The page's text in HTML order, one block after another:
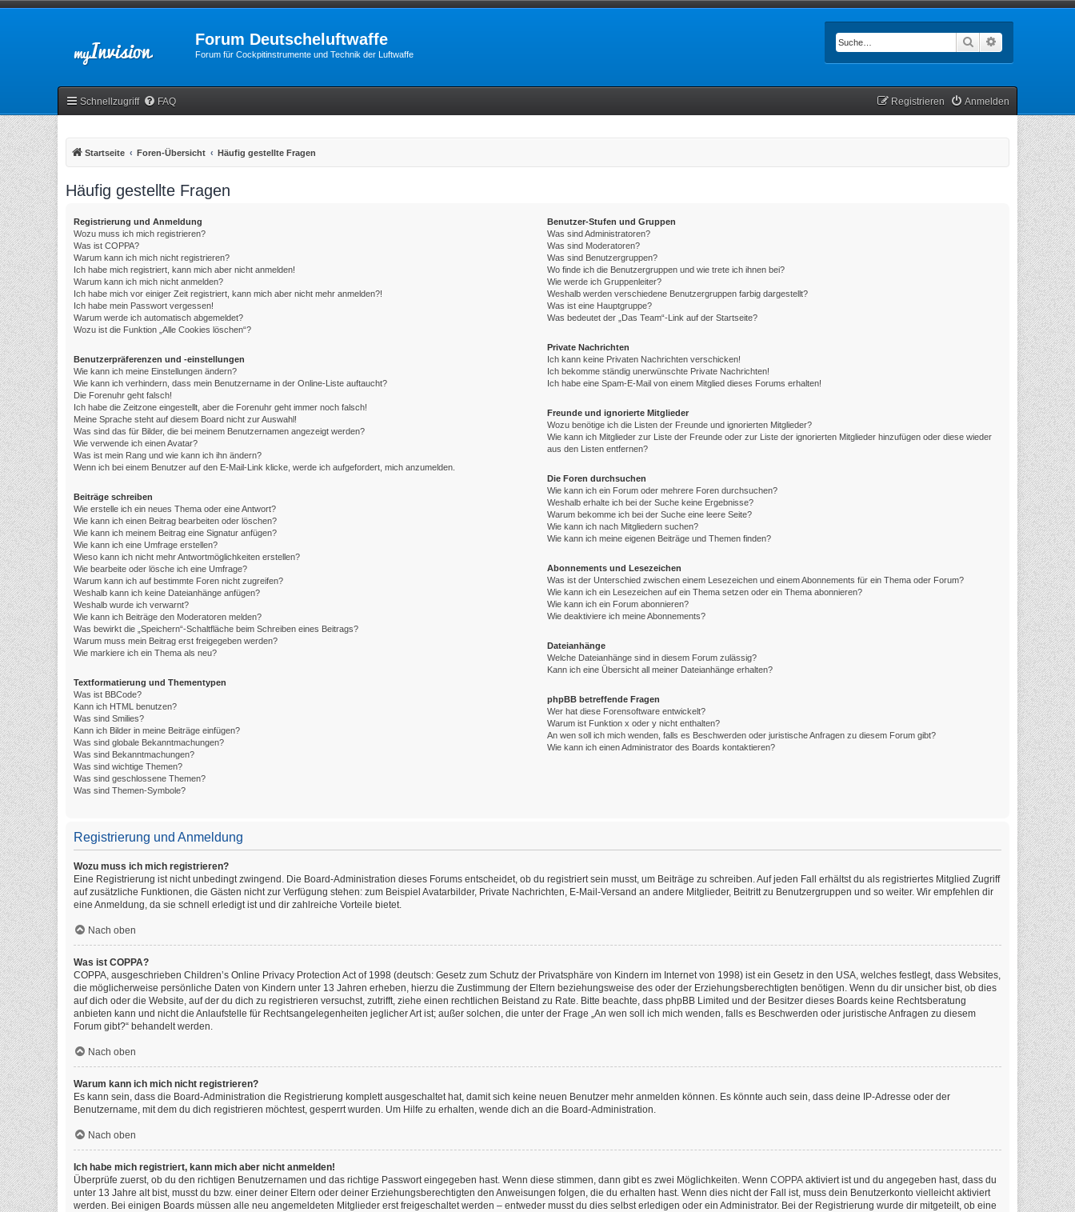
Forum Deutscheluftwaffe
Forum für Cockpitinstrumente und Technik der Luftwaffe
Suche
Schnellzugriff FAQ Anmelden
Registrieren
Startseite Foren-Übersicht Häufig gestellte Fragen
Häufig gestellte Fragen
Registrierung und Anmeldung
Wozu muss ich mich registrieren?
Was ist COPPA?
Warum kann ich mich nicht registrieren?
Ich habe mich registriert, kann mich aber nicht anmelden!
Warum kann ich mich nicht anmelden?
Ich habe mich vor einiger Zeit registriert, kann mich aber nicht mehr anmelden?!
Ich habe mein Passwort vergessen!
Warum werde ich automatisch abgemeldet?
Wozu ist die Funktion „Alle Cookies löschen“?
Benutzerpräferenzen und -einstellungen
Wie kann ich meine Einstellungen ändern?
Wie kann ich verhindern, dass mein Benutzername in der Online-Liste auftaucht?
Die Forenuhr geht falsch!
Ich habe die Zeitzone eingestellt, aber die Forenuhr geht immer noch falsch!
Meine Sprache steht auf diesem Board nicht zur Auswahl!
Was sind das für Bilder, die bei meinem Benutzernamen angezeigt werden?
Wie verwende ich einen Avatar?
Was ist mein Rang und wie kann ich ihn ändern?
Wenn ich bei einem Benutzer auf den E-Mail-Link klicke, werde ich aufgefordert, mich anzumelden.
Beiträge schreiben
Wie erstelle ich ein neues Thema oder eine Antwort?
Wie kann ich einen Beitrag bearbeiten oder löschen?
Wie kann ich meinem Beitrag eine Signatur anfügen?
Wie kann ich eine Umfrage erstellen?
Wieso kann ich nicht mehr Antwortmöglichkeiten erstellen?
Wie bearbeite oder lösche ich eine Umfrage?
Warum kann ich auf bestimmte Foren nicht zugreifen?
Weshalb kann ich keine Dateianhänge anfügen?
Weshalb wurde ich verwarnt?
Wie kann ich Beiträge den Moderatoren melden?
Was bewirkt die „Speichern“-Schaltfläche beim Schreiben eines Beitrags?
Warum muss mein Beitrag erst freigegeben werden?
Wie markiere ich ein Thema als neu?
Textformatierung und Thementypen
Was ist BBCode?
Kann ich HTML benutzen?
Was sind Smilies?
Kann ich Bilder in meine Beiträge einfügen?
Was sind globale Bekanntmachungen?
Was sind Bekanntmachungen?
Was sind wichtige Themen?
Was sind geschlossene Themen?
Was sind Themen-Symbole?
Benutzer-Stufen und Gruppen
Was sind Administratoren?
Was sind Moderatoren?
Was sind Benutzergruppen?
Wo finde ich die Benutzergruppen und wie trete ich ihnen bei?
Wie werde ich Gruppenleiter?
Weshalb werden verschiedene Benutzergruppen farbig dargestellt?
Was ist eine Hauptgruppe?
Was bedeutet der „Das Team“-Link auf der Startseite?
Private Nachrichten
Ich kann keine Privaten Nachrichten verschicken!
Ich bekomme ständig unerwünschte Private Nachrichten!
Ich habe eine Spam-E-Mail von einem Mitglied dieses Forums erhalten!
Freunde und ignorierte Mitglieder
Wozu benötige ich die Listen der Freunde und ignorierten Mitglieder?
Wie kann ich Mitglieder zur Liste der Freunde oder zur Liste der ignorierten Mitglieder hinzufügen oder diese wieder
aus den Listen entfernen?
Die Foren durchsuchen
Wie kann ich ein Forum oder mehrere Foren durchsuchen?
Weshalb erhalte ich bei der Suche keine Ergebnisse?
Warum bekomme ich bei der Suche eine leere Seite?
Wie kann ich nach Mitgliedern suchen?
Wie kann ich meine eigenen Beiträge und Themen finden?
Abonnements und Lesezeichen
Was ist der Unterschied zwischen einem Lesezeichen und einem Abonnements für ein Thema oder Forum?
Wie kann ich ein Lesezeichen auf ein Thema setzen oder ein Thema abonnieren?
Wie kann ich ein Forum abonnieren?
Wie deaktiviere ich meine Abonnements?
Dateianhänge
Welche Dateianhänge sind in diesem Forum zulässig?
Kann ich eine Übersicht all meiner Dateianhänge erhalten?
phpBB betreffende Fragen
Wer hat diese Forensoftware entwickelt?
Warum ist Funktion x oder y nicht enthalten?
An wen soll ich mich wenden, falls es Beschwerden oder juristische Anfragen zu diesem Forum gibt?
Wie kann ich einen Administrator des Boards kontaktieren?
Registrierung und Anmeldung
Wozu muss ich mich registrieren?
Eine Registrierung ist nicht unbedingt zwingend. Die Board-Administration dieses Forums entscheidet, ob du registriert sein musst, um Beiträge zu schreiben. Auf jeden Fall erhältst du als registriertes Mitglied Zugriff
auf zusätzliche Funktionen, die Gästen nicht zur Verfügung stehen: zum Beispiel Avatarbilder, Private Nachrichten, E-Mail-Versand an andere Mitglieder, Beitritt zu Benutzergruppen und so weiter. Wir empfehlen dir
eine Anmeldung, da sie schnell erledigt ist und dir zahlreiche Vorteile bietet.
Nach oben
Was ist COPPA?
COPPA, ausgeschrieben Children’s Online Privacy Protection Act of 1998 (deutsch: Gesetz zum Schutz der Privatsphäre von Kindern im Internet von 1998) ist ein Gesetz in den USA, welches festlegt, dass Websites,
die möglicherweise persönliche Daten von Kindern unter 13 Jahren erheben, hierzu die Zustimmung der Eltern beziehungsweise des oder der Erziehungsberechtigten benötigen. Wenn du dir unsicher bist, ob dies
auf dich oder die Website, auf der du dich zu registrieren versuchst, zutrifft, ziehe einen rechtlichen Beistand zu Rate. Bitte beachte, dass phpBB Limited und der Besitzer dieses Boards keine Rechtsberatung
anbieten kann und nicht die Anlaufstelle für Rechtsangelegenheiten jeglicher Art ist; außer solchen, die unter der Frage „An wen soll ich mich wenden, falls es Beschwerden oder juristische Anfragen zu diesem
Forum gibt?“ behandelt werden.
Nach oben
Warum kann ich mich nicht registrieren?
Es kann sein, dass die Board-Administration die Registrierung komplett ausgeschaltet hat, damit sich keine neuen Benutzer mehr anmelden können. Es könnte auch sein, dass deine IP-Adresse oder der
Benutzername, mit dem du dich registrieren möchtest, gesperrt wurden. Um Hilfe zu erhalten, wende dich an die Board-Administration.
Nach oben
Ich habe mich registriert, kann mich aber nicht anmelden!
Überprüfe zuerst, ob du den richtigen Benutzernamen und das richtige Passwort eingegeben hast. Wenn diese stimmen, dann gibt es zwei Möglichkeiten. Wenn COPPA aktiviert ist und du angegeben hast, dass du
unter 13 Jahre alt bist, musst du bzw. einer deiner Eltern oder deiner Erziehungsberechtigten den Anweisungen folgen, die du erhalten hast. Wenn dies nicht der Fall ist, muss dein Benutzerkonto vielleicht aktiviert
werden. Bei einigen Boards müssen alle neu angemeldeten Mitglieder erst freigeschaltet werden – entweder musst du dies selbst erledigen oder ein Administrator. Bei der Registrierung wurde dir mitgeteilt, ob eine